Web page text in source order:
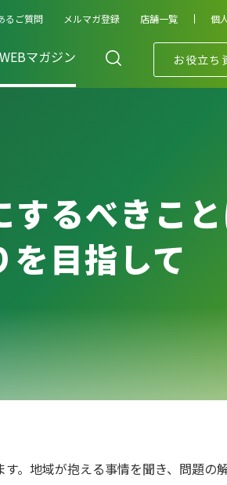
るご質問 メルマガ登録 店舗一覧 個
WEBマガジン お役立ち
するべきこ
目指して
。地域が抱える事情を聞き、問題の